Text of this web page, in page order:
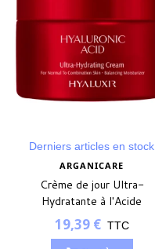
Derniers articles en stock
ARGANICARE
Crème de jour Ultra-
Hydratante à l'Acide
Hyaluronique 50ml
19,39 € TTC